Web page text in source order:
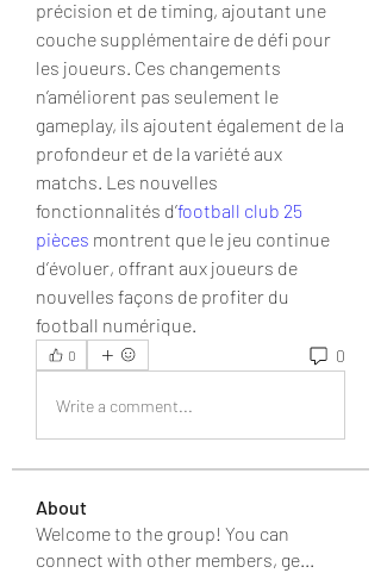
précision et de timing, ajoutant une
couche supplémentaire de défi pour
les joueurs. Ces changements
n’améliorent pas seulement le
gameplay, ils ajoutent également de la
profondeur et de la variété aux
matchs. Les nouvelles
fonctionnalités d’football club 25
pièces montrent que le jeu continue
d’évoluer, offrant aux joueurs de
nouvelles façons de profiter du
football numérique.
0 0
Write a comment...
About
Welcome to the group! You can
connect with other members, ge...